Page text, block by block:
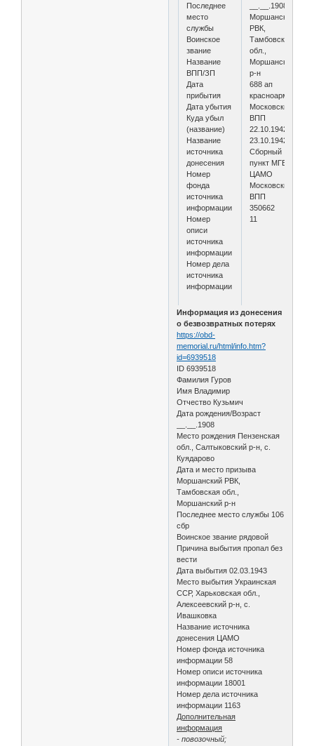
Последнее
место
службы
Воинское
звание
Название
ВПП/ЗП
Дата
прибытия
Дата убытия
Куда убыл
(название)
Название
источника
донесения
Номер
фонда
источника
информации
Номер
описи
источника
информации
Номер дела
источника
информации
__.__.1908
Моршанский
РВК,
Тамбовская
обл.,
Моршанский
р-н
688 ап
красноармеец
Московский
ВПП
22.10.1942
23.10.1942
Сборный
пункт МГВК
ЦАМО
Московский
ВПП
350662
11
Информация из донесения
о безвозвратных потерях
https://obd-
memorial.ru/html/info.htm?
id=6939518
ID 6939518
Фамилия Гуров
Имя Владимир
Отчество Кузьмич
Дата рождения/Возраст
__.__.1908
Место рождения Пензенская
обл., Салтыковский р-н, с.
Куядарово
Дата и место призыва
Моршанский РВК,
Тамбовская обл.,
Моршанский р-н
Последнее место службы 106
сбр
Воинское звание рядовой
Причина выбытия пропал без
вести
Дата выбытия 02.03.1943
Место выбытия Украинская
ССР, Харьковская обл.,
Алексеевский р-н, с.
Ивашковка
Название источника
донесения ЦАМО
Номер фонда источника
информации 58
Номер описи источника
информации 18001
Номер дела источника
информации 1163
Дополнительная
информация
- повозочный;